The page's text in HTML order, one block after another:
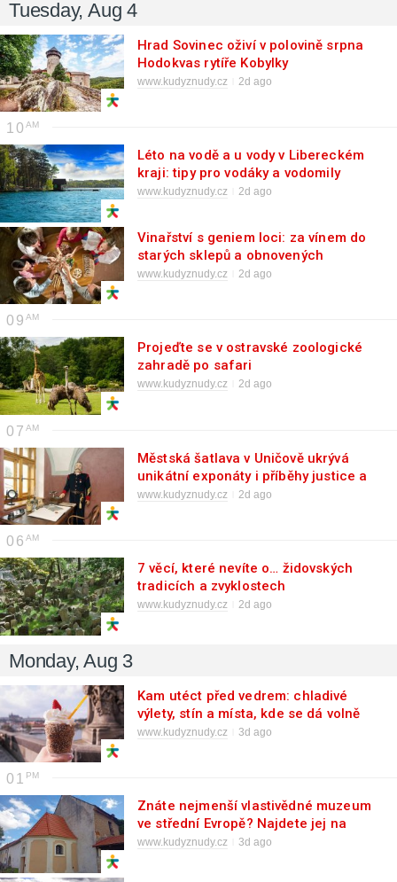
Tuesday, Aug 4
Hrad Sovinec oživí v polovině srpna
Hodokvas rytíře Kobylky
www.kudyznudy.cz 2d ago
10
Léto na vodě a u vody v Libereckém
kraji: tipy pro vodáky a vodomily
www.kudyznudy.cz 2d ago
Vinařství s geniem loci: za vínem do
starých sklepů a obnovených
usedlostí
www.kudyznudy.cz 2d ago
09
Projeďte se v ostravské zoologické
zahradě po safari
www.kudyznudy.cz 2d ago
07
Městská šatlava v Uničově ukrývá
unikátní exponáty i příběhy justice a
vězeňství
www.kudyznudy.cz 2d ago
06
7 věcí, které nevíte o… židovských
tradicích a zvyklostech
www.kudyznudy.cz 2d ago
Monday, Aug 3
Kam utéct před vedrem: chladivé
výlety, stín a místa, kde se dá volně
dýchat
www.kudyznudy.cz 3d ago
01
Znáte nejmenší vlastivědné muzeum
ve střední Evropě? Najdete jej na
Přední Kopanině
www.kudyznudy.cz 3d ago